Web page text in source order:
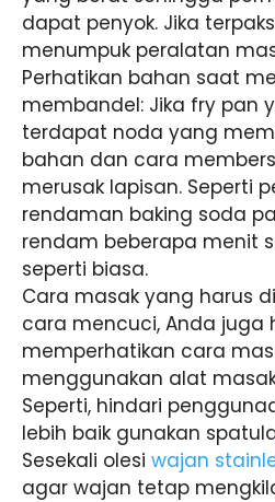
dapat penyok. Jika
menumpuk peralatan
Perhatikan bahan saat
membandel: Jika fry pan
terdapat noda yang
bahan dan cara
merusak lapisan. Seperti
rendaman baking soda
rendam beberapa menit
seperti biasa.
Cara masak yang harus
cara mencuci, Anda juga
memperhatikan cara
menggunakan alat
Seperti, hindari
lebih baik gunakan
Sesekali olesi wajan
agar wajan tetap